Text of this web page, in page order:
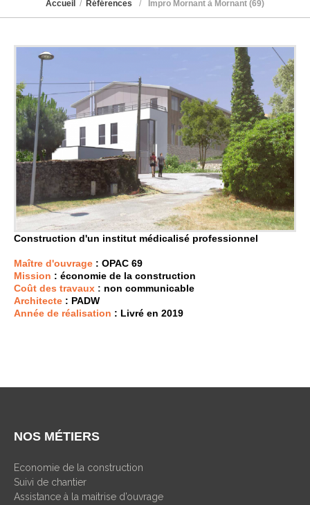
Accueil Références Impro Mornant à Mornant (69)
Construction d'un institut médicalisé professionnel
Maître d'ouvrage : OPAC 69
Mission : économie de la construction
Coût des travaux : non communicable
Architecte : PADW
Année de réalisation : Livré en 2019
NOS MÉTIERS
Economie de la construction
Suivi de chantier
Assistance à la maitrise d’ouvrage